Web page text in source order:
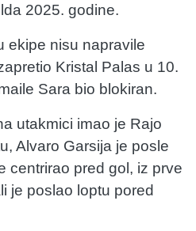
2025. godine.
ekipe nisu napravile
Kristal Palas u 10.
Sara bio blokiran.
utakmici imao je Rajo
Alvaro Garsija je posle
centrirao pred gol, iz prve
je poslao loptu pored